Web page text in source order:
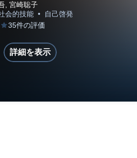
詳細を表示